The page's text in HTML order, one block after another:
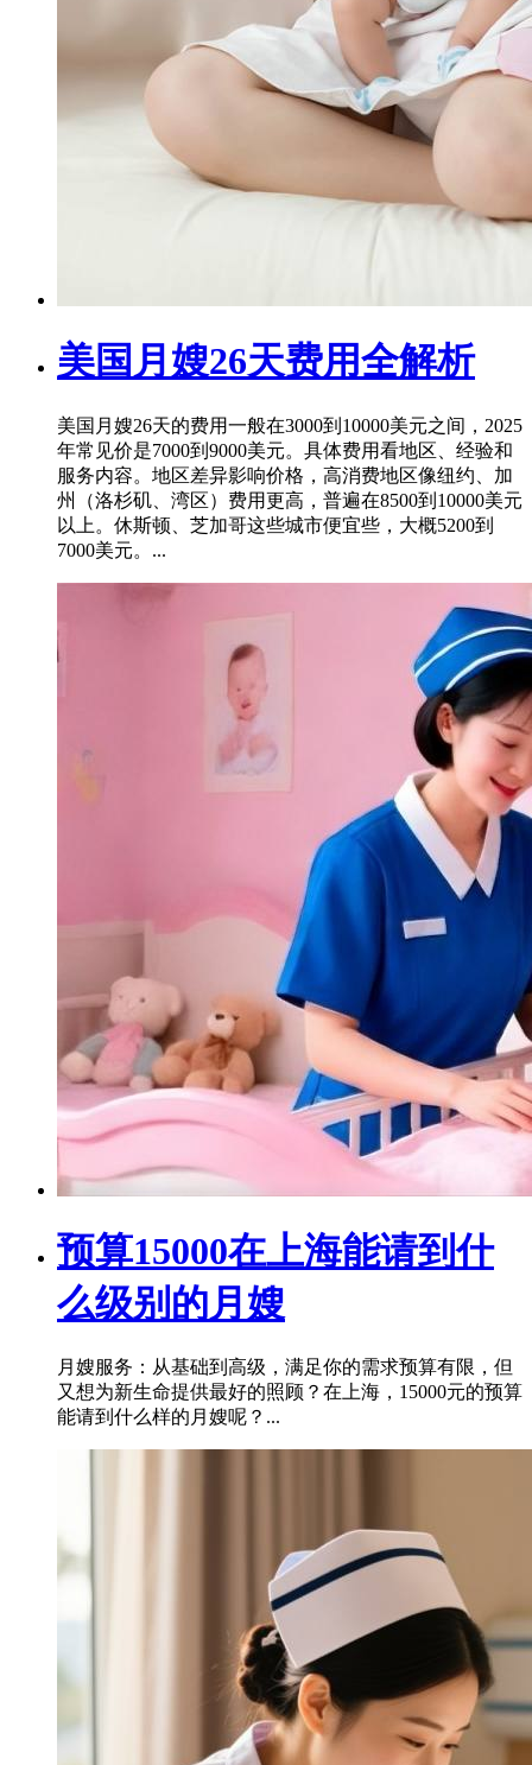
美国月嫂26天费用全解析
美国月嫂26天的费用一般在3000到10000美元之间，2025
年常见价是7000到9000美元。具体费用看地区、经验和
服务内容。地区差异影响价格，高消费地区像纽约、加
州（洛杉矶、湾区）费用更高，普遍在8500到10000美元
以上。休斯顿、芝加哥这些城市便宜些，大概5200到
7000美元。...
预算15000在上海能请到什
么级别的月嫂
月嫂服务：从基础到高级，满足你的需求预算有限，但
又想为新生命提供最好的照顾？在上海，15000元的预算
能请到什么样的月嫂呢？...